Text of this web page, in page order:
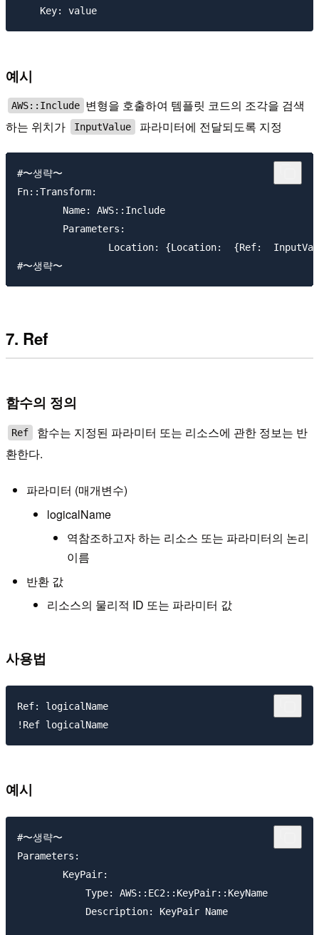
예시
AWS::Include 변형을 호출하여 템플릿 코드의 조각을 검색
하는 위치가
InputValue 파라미터에 전달되도록 지정
#〜생략〜
Fn::Transform:
7. Ref
함수의 정의
Ref
함수는 지정된 파라미터 또는 리소스에 관한 정보는 반
환한다.
파라미터 (매개변수)
logicalName
역참조하고자 하는 리소스 또는 파라미터의 논리
이름
반환 값
리소스의 물리적 ID 또는 파라미터 값
사용법
Ref: logicalName
예시
#〜생략〜
Parameters: